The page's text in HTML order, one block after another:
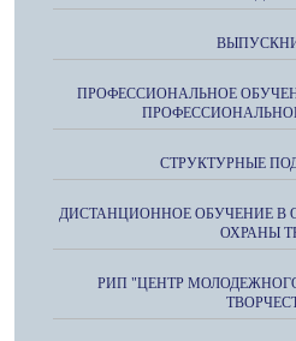
ПРОФЕССИОНАЛЬНОЕ
СТРУКТУРНЫЕ
ДИСТАНЦИОННОЕ ОБУЧЕНИЕ В
ОХРАНЫ
РИП "ЦЕНТР